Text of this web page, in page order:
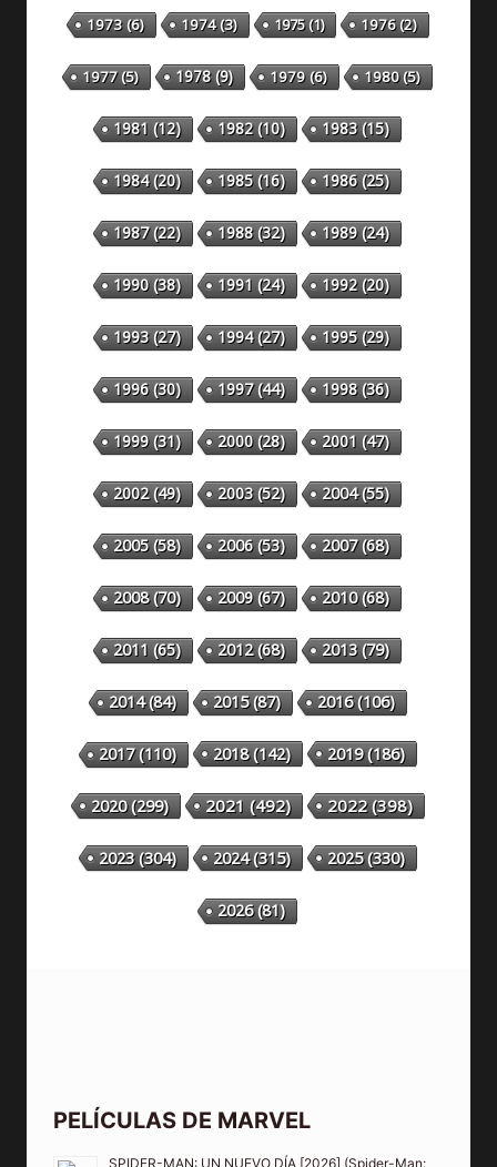
1973(6) 1974(3) 1975(1) 1976(2)
1977(5) 1978(9) 1979(6) 1980(5)
1981 (12) 1982(10) 1983(15)
1984(20) 1985(16) 1986(25)
1987(22) 1988(32) 1989(24)
1990(38) 1991 (24) 1992(20)
1993(27) 1994(27) 1995(29)
1996(30) 1997(44) 1998(36)
1999(31) 2000(28) 2001 (47)
2002(49) 2003(52) 2004(55)
2005(58) 2006(53) 2007(68)
2008(70) 2009(67) 2010(68)
2011 (65) 2012(68) 2013(79)
2014(84) 2015(87) 2016(106)
2017(110) 2018(142) 2019(186)
2020(299) 2021(492) 2022(398)
2023(304) 2024(315) 2025(330)
2026(81)
PELÍCULAS DE MARVEL
SPIDER-MAN: UN NUEVO DÍA [2026] (Spider-Man: